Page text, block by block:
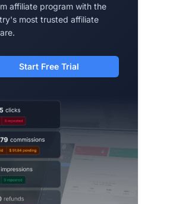
affiliate program with the
most trusted affiliate
Start Free Trial